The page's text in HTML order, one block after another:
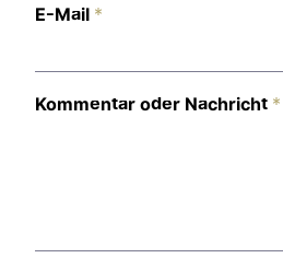
E-Mail *
Kommentar oder Nachricht *